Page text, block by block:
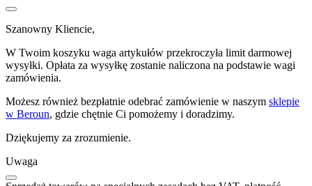
Szanowny Kliencie,
W Twoim koszyku waga artykułów przekroczyła limit darmowej
wysyłki. Opłata za wysyłkę zostanie naliczona na podstawie wagi
zamówienia.
Możesz również bezpłatnie odebrać zamówienie w naszym sklepie
w Beroun, gdzie chętnie Ci pomożemy i doradzimy.
Dziękujemy za zrozumienie.
Uwaga